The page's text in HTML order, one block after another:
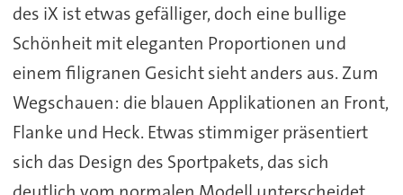
des iX ist etwas gefälliger, doch eine bullige
Schönheit mit eleganten Proportionen und
einem filigranen Gesicht sieht anders aus. Zum
Wegschauen: die blauen Applikationen an Front,
Flanke und Heck. Etwas stimmiger präsentiert
sich das Design des Sportpakets, das sich